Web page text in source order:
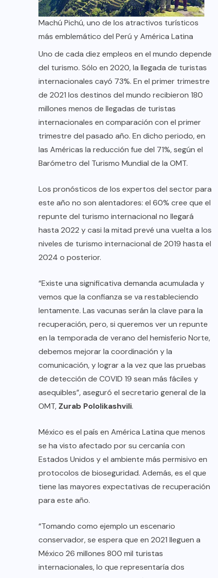
Machú Pichú, uno de los atractivos turísticos
más emblemático del Perú y América Latina
Uno de cada diez empleos en el mundo depende
del turismo. Sólo en 2020, la llegada de turistas
internacionales cayó 73%. En el primer trimestre
de 2021 los destinos del mundo recibieron 180
millones menos de llegadas de turistas
internacionales en comparación con el primer
trimestre del pasado año. En dicho periodo, en
las Américas la reducción fue del 71%, según el
Barómetro del Turismo Mundial de la OMT.
Los pronósticos de los expertos del sector para
este año no son alentadores: el 60% cree que el
repunte del turismo internacional no llegará
hasta 2022 y casi la mitad prevé una vuelta a los
niveles de turismo internacional de 2019 hasta el
2024 o posterior.
“Existe una significativa demanda acumulada y
vemos que la confianza se va restableciendo
lentamente. Las vacunas serán la clave para la
recuperación, pero, si queremos ver un repunte
en la temporada de verano del hemisferio Norte,
debemos mejorar la coordinación y la
comunicación, y lograr a la vez que las pruebas
de detección de COVID 19 sean más fáciles y
asequibles”, aseguró el secretario general de la
OMT, Zurab Pololikashvili.
México es el país en América Latina que menos
se ha visto afectado por su cercanía con
Estados Unidos y el ambiente más permisivo en
protocolos de bioseguridad. Además, es el que
tiene las mayores expectativas de recuperación
para este año.
“Tomando como ejemplo un escenario
conservador, se espera que en 2021 lleguen a
México 26 millones 800 mil turistas
internacionales, lo que representaría dos